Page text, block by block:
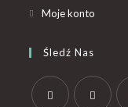
Moje konto
Śledź Nas